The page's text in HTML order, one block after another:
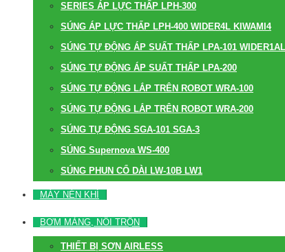
SERIES ÁP LỰC THẤP LPH-300
SÚNG ÁP LỰC THẤP LPH-400 WIDER4L KIWAMI4
SÚNG TỰ ĐỘNG ÁP SUẤT THẤP LPA-101 WIDER1AL
SÚNG TỰ ĐỘNG ÁP SUẤT THẤP LPA-200
SÚNG TỰ ĐỘNG LẮP TRÊN ROBOT WRA-100
SÚNG TỰ ĐỘNG LẮP TRÊN ROBOT WRA-200
SÚNG TỰ ĐỘNG SGA-101 SGA-3
SÚNG Supernova WS-400
SÚNG PHUN CỔ DÀI LW-10B LW1
MÁY NÉN KHÍ
BƠM MÀNG, NỒI TRỘN
THIẾT BỊ SƠN AIRLESS